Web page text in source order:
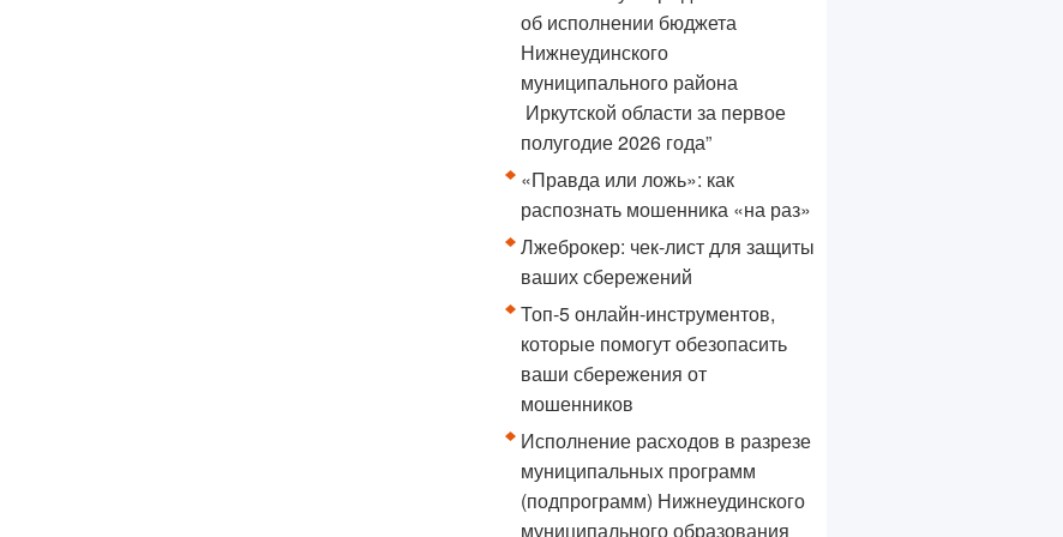
об исполнении бюджета
Нижнеудинского
муниципального района
Иркутской области за первое
полугодие 2026 года”
«Правда или ложь»: как
распознать мошенника «на раз»
Лжеброкер: чек‑лист для защиты
ваших сбережений
Топ‑5 онлайн‑инструментов,
которые помогут обезопасить
ваши сбережения от
мошенников
Исполнение расходов в разрезе
муниципальных программ
(подпрограмм) Нижнеудинского
муниципального образования